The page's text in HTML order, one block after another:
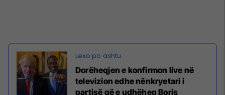
Dorëheqjen e konfirmon live në
televizion edhe nënkryetari i
partisë që e udhëheq Boris